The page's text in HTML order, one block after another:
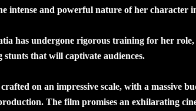
intense and powerful nature of her character
has undergone rigorous training for her
stunts that will captivate audiences.
on an impressive scale, with a massive
The film promises an exhilarating